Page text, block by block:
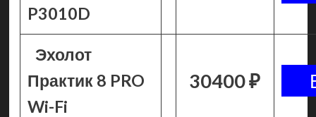
P3010D
Эхолот
Практик 8 PRO
Wi-Fi
30400 ₽